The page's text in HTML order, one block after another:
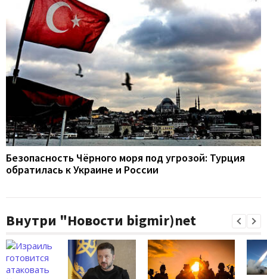
Безопасность Чёрного моря под угрозой: Турция
обратилась к Украине и России
Внутри "Новости bigmir)net